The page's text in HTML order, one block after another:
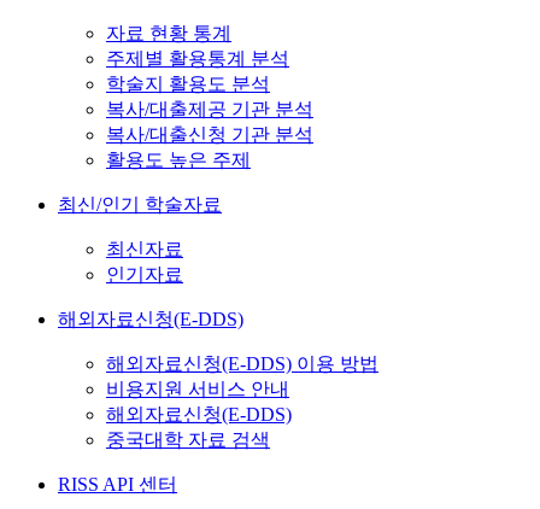
자료 현황 통계
주제별 활용통계 분석
학술지 활용도 분석
복사/대출제공 기관 분석
복사/대출신청 기관 분석
활용도 높은 주제
최신/인기 학술자료
최신자료
인기자료
해외자료신청(E-DDS)
해외자료신청(E-DDS) 이용 방법
비용지원 서비스 안내
해외자료신청(E-DDS)
중국대학 자료 검색
RISS API 센터